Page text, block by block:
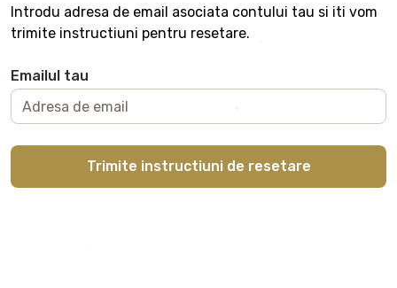
Introdu adresa de email asociata contului tau si iti vom
trimite instructiuni pentru resetare.
Emailul tau
Trimite instructiuni de resetare